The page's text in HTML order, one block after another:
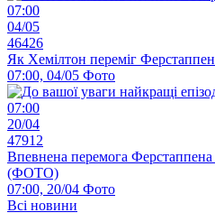
07:00
04/05
46426
Як Хемілтон переміг
07:00, 04/05 Фото
07:00
20/04
47912
Впевнена перемога Ферстаппена
(ФОТО)
07:00, 20/04 Фото
Всі новини